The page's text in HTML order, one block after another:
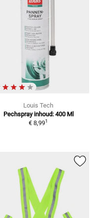
Louis Tech
Pechspray inhoud: 400 Ml
€ 8,991